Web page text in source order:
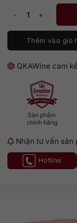
Bia Martens Extra
Thêm vào giỏ
QKAWine cam
Sản phẩm
chính hãng
Nhận tư vấn sản
Hotline